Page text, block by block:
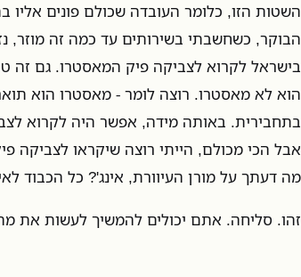
השטות הזו, כלומר העובדה שכולם פונים
הבוקר, כשחשבתי בשירותים עד כמה זה מוזר,
בישראל לקרוא לצביקה פיק המאסטרו. גם זה
הוא לא מאסטרו. רוצה לומר - מאסטרו הוא
בתחבירית. באותה מידה, אפשר היה לקרוא
אבל הכי מכולם, הייתי רוצה שיקראו לצביקה
מה דעתך על מורן העיוורת, אינג'? כל הכבוד
זהו. סליחה. אתם יכולים להמשיך לעשות את